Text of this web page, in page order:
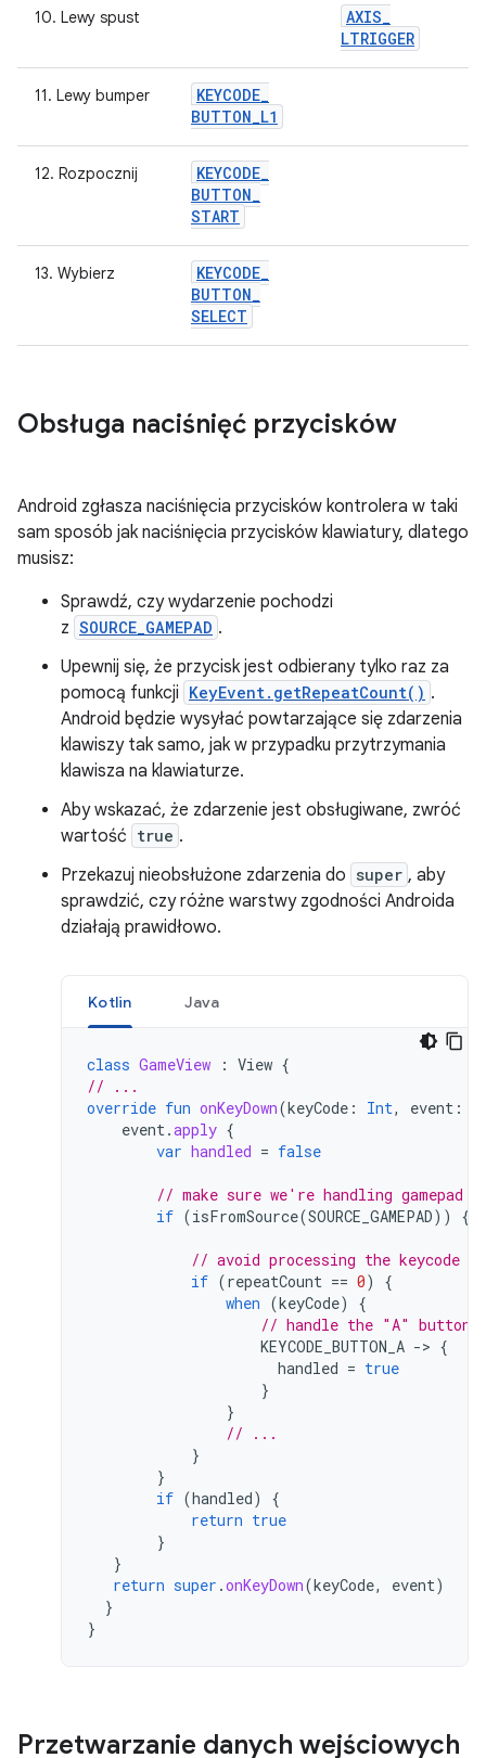
10. Lewy spust AXIS_
LTRIGGER
11. Lewy bumper KEYCODE_
BUTTON_L1
12. Rozpocznij KEYCODE_
BUTTON_
START
13. Wybierz KEYCODE_
BUTTON_
SELECT
Obsługa naciśnięć przycisków
Android zgłasza naciśnięcia przycisków kontrolera w taki
sam sposób jak naciśnięcia przycisków klawiatury, dlatego
musisz:
Sprawdź, czy wydarzenie pochodzi
z SOURCE_GAMEPAD .
Upewnij się, że przycisk jest odbierany tylko raz za
pomocą funkcji KeyEvent.getRepeatCount() .
Android będzie wysyłać powtarzające się zdarzenia
klawiszy tak samo, jak w przypadku przytrzymania
klawisza na klawiaturze.
Aby wskazać, że zdarzenie jest obsługiwane, zwróć
wartość true .
Przekazuj nieobsłużone zdarzenia do super , aby
sprawdzić, czy różne warstwy zgodności Androida
działają prawidłowo.
Kotlin Java
class GameView : View {
// ...
override fun onKeyDown(keyCode : Int, event :
event.apply {
var handled = false
// make sure we're handling gamepad
if (isFromSource(SOURCE_GAMEPAD)) {
// avoid processing the keycode
if (repeatCount == 0)
{
when (keyCode)
{
// handle the "A" button
KEYCODE_BUTTON_A -> {
handled = true
}
}
// ...
}
}
if (handled)
{
return true
}
}
return super .onKeyDown(keyCode, event)
}
}
Przetwarzanie danych wejściowych